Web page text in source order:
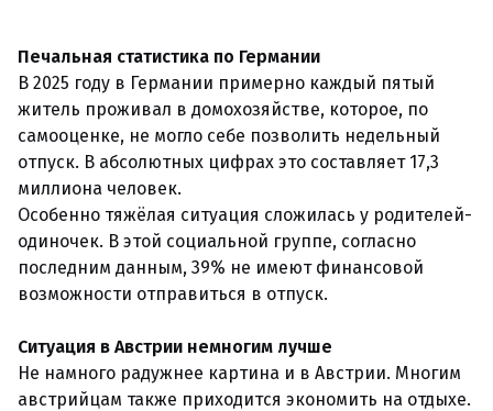
Печальная статистика по Германии
В 2025 году в Германии примерно каждый пятый
житель проживал в домохозяйстве, которое, по
самооценке, не могло себе позволить недельный
отпуск. В абсолютных цифрах это составляет 17,3
миллиона человек.
Особенно тяжёлая ситуация сложилась у родителей-
одиночек. В этой социальной группе, согласно
последним данным, 39% не имеют финансовой
возможности отправиться в отпуск.
Ситуация в Австрии немногим лучше
Не намного радужнее картина и в Австрии. Многим
австрийцам также приходится экономить на отдыхе.